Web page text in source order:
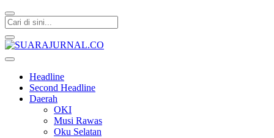
Headline
Second Headline
Daerah
OKI
Musi Rawas
Oku Selatan